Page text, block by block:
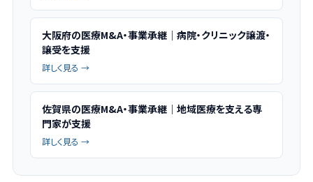
大阪府の医療M&A・事業承継｜病院・クリニック譲渡・
譲受を支援
詳しく見る →
佐賀県の医療M&A・事業承継｜地域医療を支える専
門家が支援
詳しく見る →